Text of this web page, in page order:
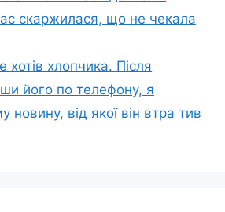
скаржилася, що не чекала
хотів хлопчика. Після
його по телефону, я
новину, від якої він втра тив